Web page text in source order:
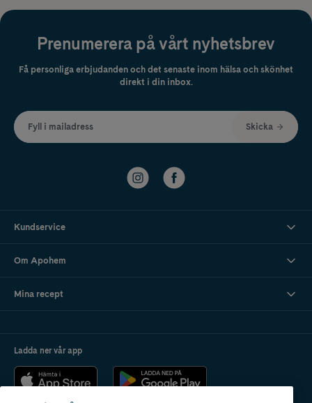
Prenumerera på vårt nyhetsbrev
Få personliga erbjudanden och det senaste inom hälsa och skönhet
direkt i din inbox.
Fyll i mailadress Skicka
Kundservice
Om Apohem
Mina recept
Ladda ner vår app